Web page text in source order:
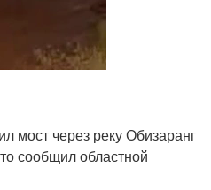
мост через реку Обизаранг
сообщил областной